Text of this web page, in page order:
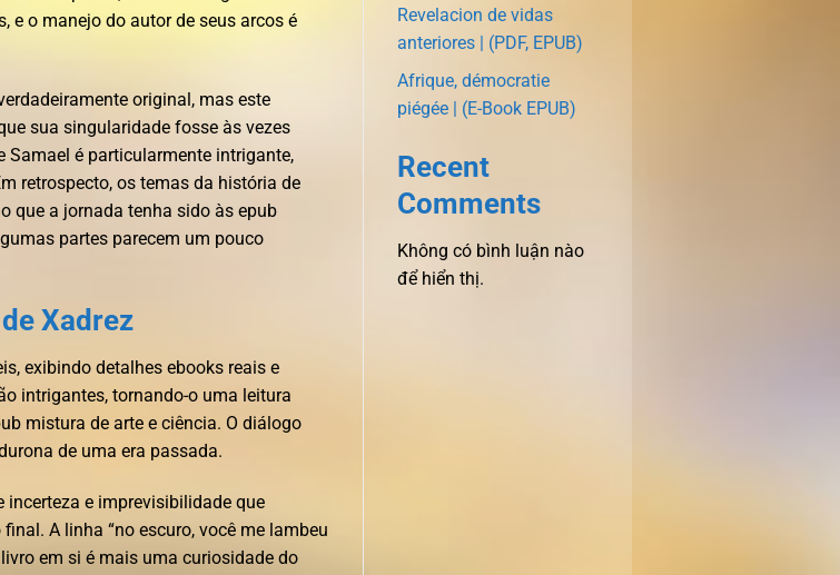
e o manejo do autor de seus arcos é
original, mas este
sua singularidade fosse às vezes
é particularmente intrigante,
retrospecto, os temas da história de
que a jornada tenha sido às epub
partes parecem um pouco
Xadrez
exibindo detalhes ebooks reais e
intrigantes, tornando-o uma leitura
mistura de arte e ciência. O diálogo
de uma era passada.
incerteza e imprevisibilidade que
A linha “no escuro, você me lambeu
em si é mais uma curiosidade do
Revelacion de vidas
anteriores | (PDF, EPUB)
Afrique, démocratie
piégée | (E-Book EPUB)
Recent
Comments
Không có bình luận nào
để hiển thị.